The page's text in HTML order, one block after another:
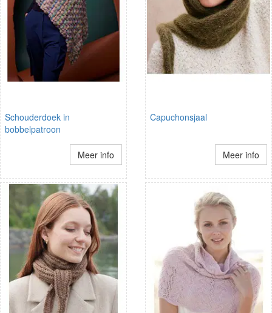
Schouderdoek in
bobbelpatroon
Meer info
Capuchonsjaal
Meer info